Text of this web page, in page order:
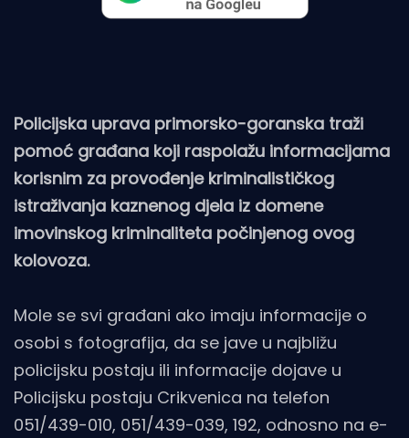
Policijska uprava primorsko-goranska traži
pomoć građana koji raspolažu informacijama
korisnim za provođenje kriminalističkog
istraživanja kaznenog djela iz domene
imovinskog kriminaliteta počinjenog ovog
kolovoza.
Mole se svi građani ako imaju informacije o
osobi s fotografija, da se jave u najbližu
policijsku postaju ili informacije dojave u
Policijsku postaju Crikvenica na telefon
051/439-010, 051/439-039, 192, odnosno na e-